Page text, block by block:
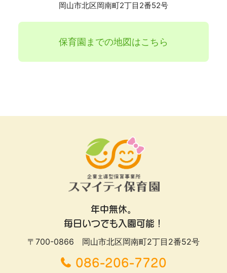
岡山市北区岡南町2丁目2番52号
保育園までの地図はこちら
年中無休。
毎日いつでも入園可能！
〒700-0866 岡山市北区岡南町2丁目2番52号
086-206-7720